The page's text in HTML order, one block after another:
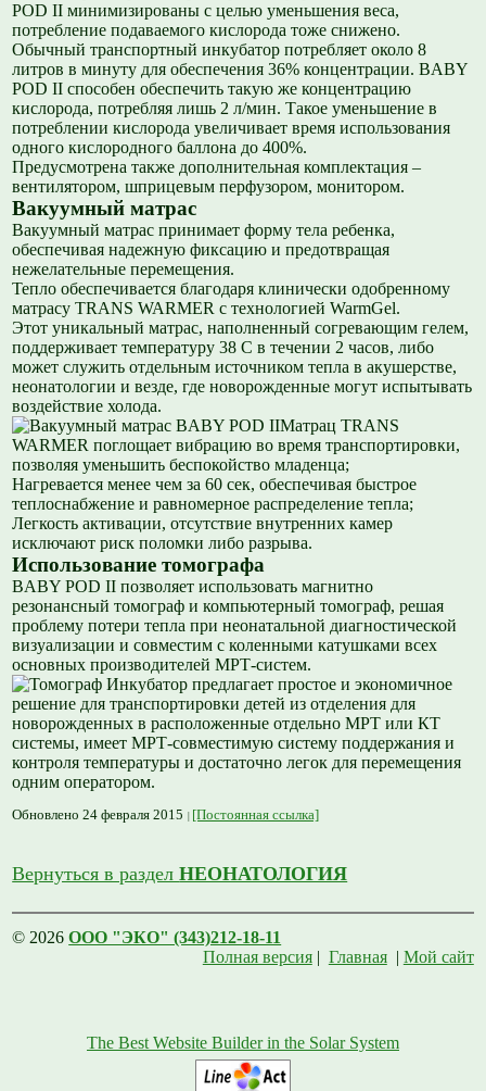
POD II минимизированы с целью уменьшения веса,
потребление подаваемого кислорода тоже снижено.
Обычный транспортный инкубатор потребляет около 8
литров в минуту для обеспечения 36% концентрации. BABY
POD II способен обеспечить такую же концентрацию
кислорода, потребляя лишь 2 л/мин. Такое уменьшение в
потреблении кислорода увеличивает время использования
одного кислородного баллона до 400%.
Предусмотрена также дополнительная комплектация –
вентилятором, шприцевым перфузором, монитором.
Вакуумный матрас
Вакуумный матрас принимает форму тела ребенка,
обеспечивая надежную фиксацию и предотвращая
нежелательные перемещения.
Тепло обеспечивается благодаря клинически одобренному
матрасу TRANS WARMER с технологией WarmGel.
Этот уникальный матрас, наполненный согревающим гелем,
поддерживает температуру 38 С в течении 2 часов, либо
может служить отдельным источником тепла в акушерстве,
неонатологии и везде, где новорожденные могут испытывать
воздействие холода.
Матрац TRANS
WARMER поглощает вибрацию во время транспортировки,
позволяя уменьшить беспокойство младенца;
Нагревается менее чем за 60 сек, обеспечивая быстрое
теплоснабжение и равномерное распределение тепла;
Легкость активации, отсутствие внутренних камер
исключают риск поломки либо разрыва.
Использование томографа
BABY POD II позволяет использовать магнитно
резонансный томограф и компьютерный томограф, решая
проблему потери тепла при неонатальной диагностической
визуализации и совместим с коленными катушками всех
основных производителей МРТ-систем.
Инкубатор предлагает простое и экономичное
решение для транспортировки детей из отделения для
новорожденных в расположенные отдельно МРТ или КТ
системы, имеет МРТ-совместимую систему поддержания и
контроля температуры и достаточно легок для перемещения
одним оператором.
Обновлено 24 февраля 2015 [Постоянная ссылка]
Вернуться в разделНЕОНАТОЛОГИЯ
© 2026ООО "ЭКО" (343)212-18-11
Полная версия| Главная| Мой сайт
The Best Website Builder in the Solar System